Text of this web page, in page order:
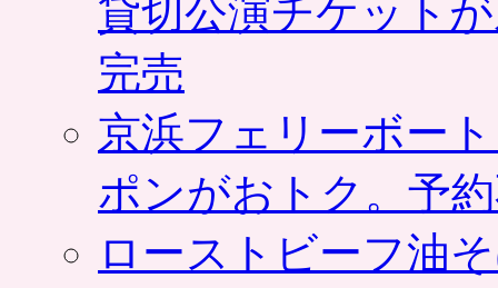
貸切公演チケット
完売
京浜フェリーボー
ポンがおトク。予
ローストビーフ油